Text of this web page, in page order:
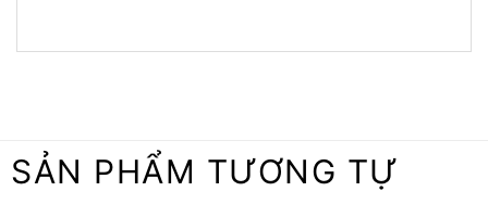
SẢN PHẨM TƯƠNG TỰ